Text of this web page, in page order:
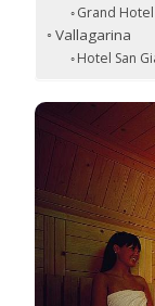
Grand
Vallagarina
Hotel San